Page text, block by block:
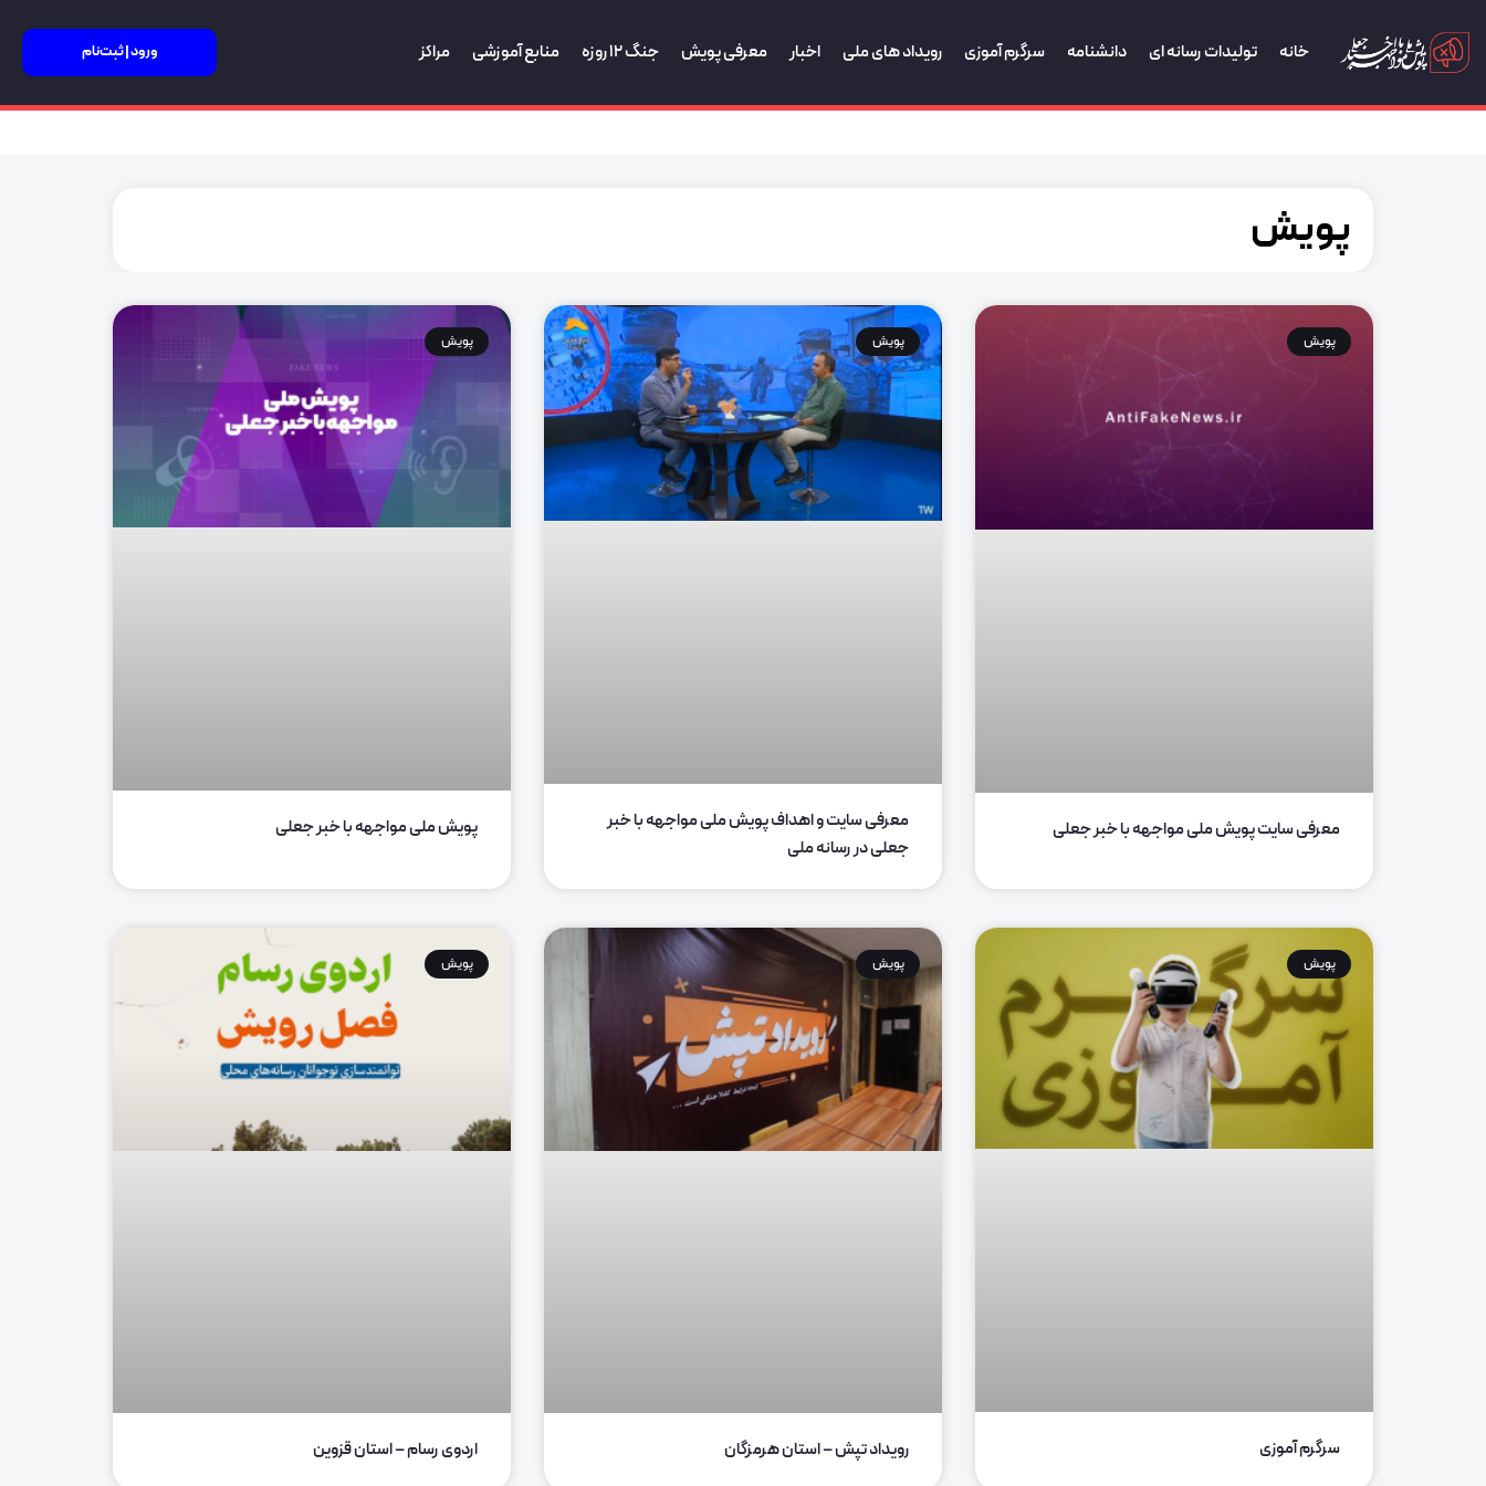
خانه تولیدات رسانه ای دانشنامه سرگرم آموزی رویداد های ملی اخبار معرفی پویش جنگ 12 روزه منابع آموزشی مراکز ورود | ثبت‌نام
پویش
پویش
معرفی سایت پویش ملی مواجهه با خبر جعلی
پویش
معرفی سایت و اهداف پویش ملی مواجهه با خبر
جعلی در رسانه ملی
پویش
پویش ملی مواجهه با خبر جعلی
پویش
سرگرم آموزی
پویش
رویداد تپش – استان هرمزگان
پویش
اردوی رسام – استان قزوین